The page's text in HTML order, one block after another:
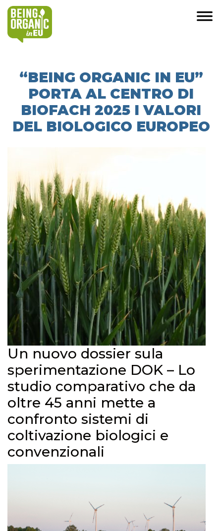
“BEING ORGANIC IN EU”
PORTA AL CENTRO DI
BIOFACH 2025 I VALORI
DEL BIOLOGICO EUROPEO
Un nuovo dossier sula
sperimentazione DOK – Lo
studio comparativo che da
oltre 45 anni mette a
confronto sistemi di
coltivazione biologici e
convenzionali